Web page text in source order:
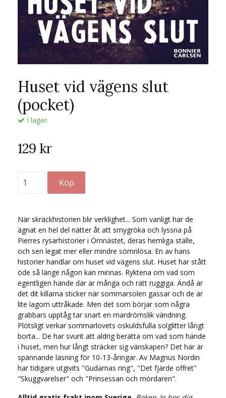
Huset vid vägens slut
(pocket)
I lager.
129 kr
När skräckhistorien blir verklighet... Som vanligt har de
ägnat en hel del nätter åt att smygröka och lyssna på
Pierres rysarhistorier i Örnnästet, deras hemliga ställe,
och sen legat mer eller mindre sömnlösa. En av hans
historier handlar om huset vid vägens slut. Huset har stått
öde så länge någon kan minnas. Ryktena om vad som
egentligen hände där är många och rätt ruggiga. Ändå är
det dit killarna sticker när sommarsolen gassar och de är
lite lagom uttråkade. Men det som börjar som några
grabbars upptåg tar snart en mardrömslik vändning.
Plötsligt verkar sommarlovets oskuldsfulla solglitter långt
borta... De har svurit att aldrig berätta om vad som hände
i huset, men hur långt sträcker sig vänskapen? Det här är
spännande läsning för 10-13-åringar. Av Magnus Nordin
har tidigare utgivits "Gudarnas ring", "Det fjärde offret"
"Skuggvarelser" och "Prinsessan och mördaren".